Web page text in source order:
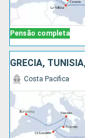
Pensão completa
GRÉCIA,
Costa Pacifica